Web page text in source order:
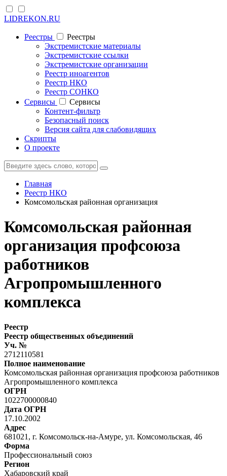
LIDREKON.RU
Реестры
Реестры
Экстремистские материалы
Экстремистские ссылки
Экстремистские организации
Реестр иноагентов
Реестр НКО
Реестр СОНКО
Cервисы
Cервисы
Контент-фильтр
Безопасный поиск
Версия сайта для слабовидящих
Скрипты
О проекте
Главная
Реестр НКО
Комсомольская районная организация
Комсомольская районная
организация профсоюза
работников
Агропромышленного
комплекса
Реестр
Реестр общественных объединений
Уч. №
2712110581
Полное наименование
Комсомольская районная организация профсоюза работников
Агропромышленного комплекса
ОГРН
1022700000840
Дата ОГРН
17.10.2002
Адрес
681021, г. Комсомольск-на-Амуре, ул. Комсомольская, 46
Форма
Профессиональный союз
Регион
Хабаровский край